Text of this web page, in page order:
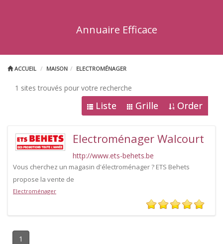
Annuaire Efficace
ACCUEIL MAISON ELECTROMÉNAGER
1 sites trouvés pour votre recherche
Liste Grille Order
Electroménager Walcourt
http://www.ets-behets.be
Vous cherchez un magasin d'électroménager ? ETS Behets
propose la vente de
Electroménager
1